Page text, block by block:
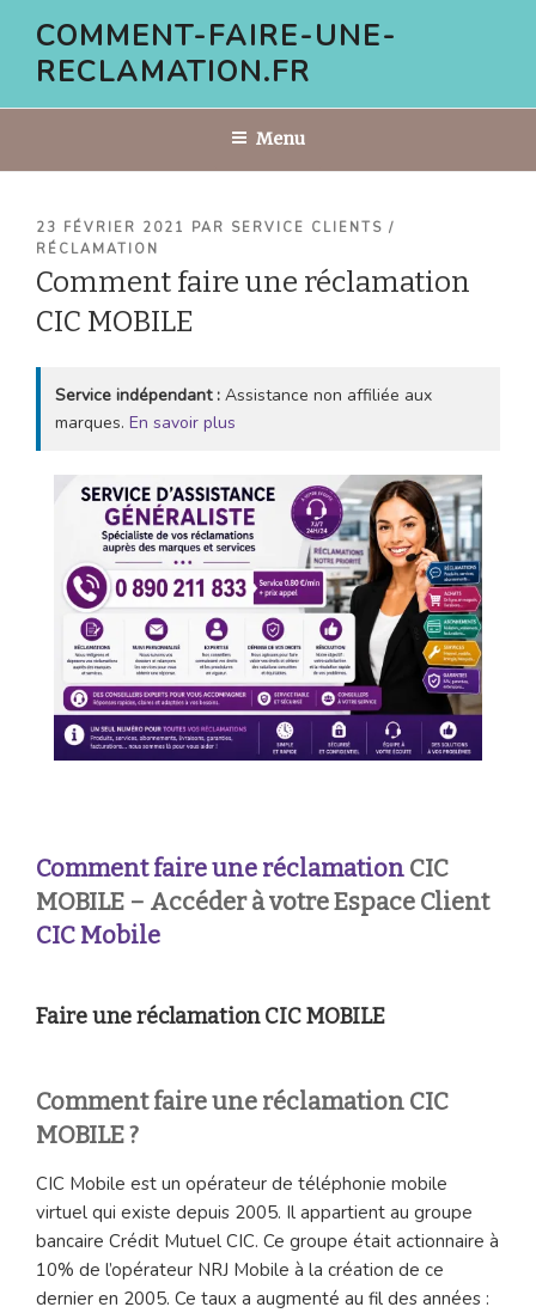
contenu
COMMENT-FAIRE-UNE-
RECLAMATION.FR
Menu
PUBLIÉ
LE
23 FÉVRIER 2021 PAR SERVICE CLIENTS /
RÉCLAMATION
Comment faire une réclamation
CIC MOBILE
Service indépendant : Assistance non affiliée aux
marques. En savoir plus
Comment faire une réclamation CIC
MOBILE – Accéder à votre Espace Client
CIC Mobile
Faire une réclamation CIC MOBILE
Comment faire une réclamation CIC
MOBILE ?
CIC Mobile est un opérateur de téléphonie mobile
virtuel qui existe depuis 2005. Il appartient au groupe
bancaire Crédit Mutuel CIC. Ce groupe était actionnaire à
10% de l’opérateur NRJ Mobile à la création de ce
dernier en 2005. Ce taux a augmenté au fil des années :